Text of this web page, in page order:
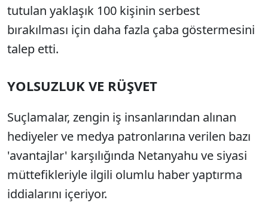
tutulan yaklaşık 100 kişinin serbest
bırakılması için daha fazla çaba göstermesini
talep etti.
YOLSUZLUK VE RÜŞVET
Suçlamalar, zengin iş insanlarından alınan
hediyeler ve medya patronlarına verilen bazı
'avantajlar' karşılığında Netanyahu ve siyasi
müttefikleriyle ilgili olumlu haber yaptırma
iddialarını içeriyor.